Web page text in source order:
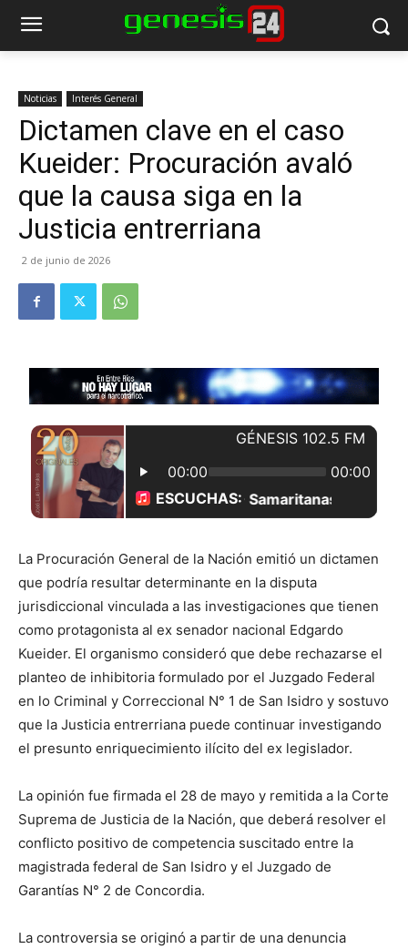
Noticias Interés General
Dictamen clave en el caso
Kueider: Procuración avaló
que la causa siga en la
Justicia entrerriana
2 de junio de 2026
La Procuración General de la Nación emitió un dictamen
que podría resultar determinante en la disputa
jurisdiccional vinculada a las investigaciones que tienen
como protagonista al ex senador nacional Edgardo
Kueider. El organismo consideró que debe rechazarse el
planteo de inhibitoria formulado por el Juzgado Federal
en lo Criminal y Correccional N° 1 de San Isidro y sostuvo
que la Justicia entrerriana puede continuar investigando
el presunto enriquecimiento ilícito del ex legislador.
La opinión fue firmada el 28 de mayo y remitida a la Corte
Suprema de Justicia de la Nación, que deberá resolver el
conflicto positivo de competencia suscitado entre la
magistrada federal de San Isidro y el Juzgado de
Garantías N° 2 de Concordia.
La controversia se originó a partir de una denuncia